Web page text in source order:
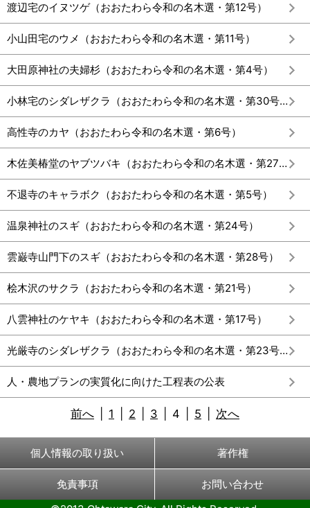
渡辺宅のイヌツゲ（おおたわら令和の名木選・第12号）
小山田宅のウメ（おおたわら令和の名木選・第11号）
大田原神社の夫婦杉（おおたわら令和の名木選・第4号）
小林宅のシダレザクラ（おおたわら令和の名木選・第30号）
高性寺のカヤ（おおたわら令和の名木選・第6号）
木佐美椿堂のヤブツバキ（おおたわら令和の名木選・第27号）
不退寺のキャラボク（おおたわら令和の名木選・第5号）
温泉神社のスギ（おおたわら令和の名木選・第24号）
雲巌寺山門下のスギ（おおたわら令和の名木選・第28号）
桧木沢のサクラ（おおたわら令和の名木選・第21号）
八雲神社のケヤキ（おおたわら令和の名木選・第17号）
光厳寺のシダレザクラ（おおたわら令和の名木選・第23号）
人・農地プランの実質化に向けた工程表の公表
前へ 1 2 3 4 5 次へ
個人情報の取り扱い 著作権
免責事項
お問い合わせ